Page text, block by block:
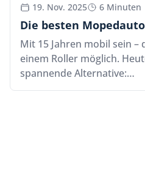
19. Nov. 2025 6 Minuten
Die besten
Mit 15 Jahren mobil sein
einem Roller möglich.
spannende Alternative:…